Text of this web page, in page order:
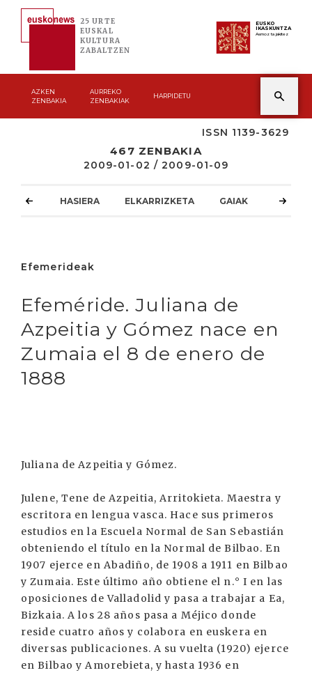
25 URTE
EUSKAL
KULTURA
ZABALTZEN
EUSKO
IKASKUNTZA
Asmoz ta jakitez
AZKEN
ZENBAKIA
AURREKO
ZENBAKIAK
HARPIDETU
ISSN 1139-3629
467 ZENBAKIA
2009-01-02 / 2009-01-09
HASIERA ELKARRIZKETA GAIAK
Efemerideak
Efeméride. Juliana de
Azpeitia y Gómez nace en
Zumaia el 8 de enero de
1888
Juliana de Azpeitia y Gómez.
Julene, Tene de Azpeitia, Arritokieta. Maestra y
escritora en lengua vasca. Hace sus primeros
estudios en la Escuela Normal de San Sebastián
obteniendo el título en la Normal de Bilbao. En
1907 ejerce en Abadiño, de 1908 a 1911 en Bilbao
y Zumaia. Este último año obtiene el n.° I en las
oposiciones de Valladolid y pasa a trabajar a Ea,
Bizkaia. A los 28 años pasa a Méjico donde
reside cuatro años y colabora en euskera en
diversas publicaciones. A su vuelta (1920) ejerce
en Bilbao y Amorebieta, y hasta 1936 en